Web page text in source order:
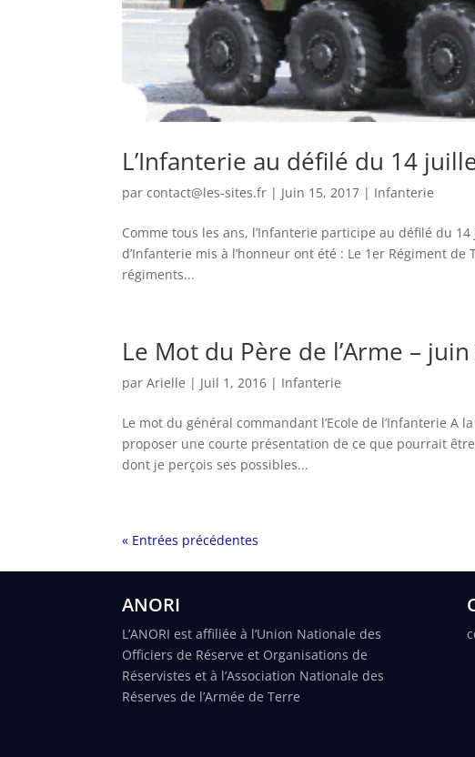
L’Infanterie au défilé du 14
parcontact@les-sites.fr | Juin 15, 2017 | Infanterie
Comme tous les ans, l’Infanterie participe au défilé du
d’Infanterie mis à l’honneur ont été : Le 1er Régiment
régiments...
Le Mot du Père de l’Arme –
parArielle | Juil 1, 2016 | Infanterie
Le mot du général commandant l’Ecole de l’Infanterie
proposer une courte présentation de ce que pourrait
dont je perçois ses possibles...
« Entrées précédentes
ANORI
L’ANORI est affiliée à l’Union Nationale des
Officiers de Réserve et Organisations de
Réservistes et à l’Association Nationale des
Réserves de l’Armée de Terre